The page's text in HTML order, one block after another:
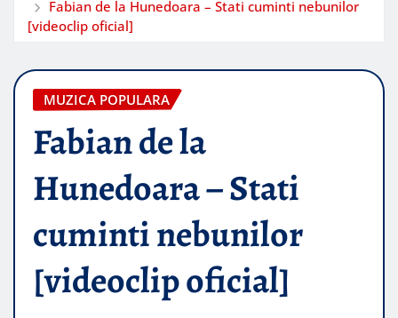
Fabian de la Hunedoara – Stati cuminti nebunilor
[videoclip oficial]
MUZICA POPULARA
Fabian de la
Hunedoara – Stati
cuminti nebunilor
[videoclip oficial]